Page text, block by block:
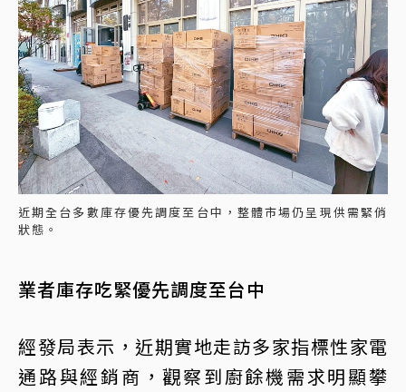
近期全台多數庫存優先調度至台中，整體市場仍呈現供需緊俏
狀態。
業者庫存吃緊優先調度至台中
經發局表示，近期實地走訪多家指標性家電
通路與經銷商，觀察到廚餘機需求明顯攀